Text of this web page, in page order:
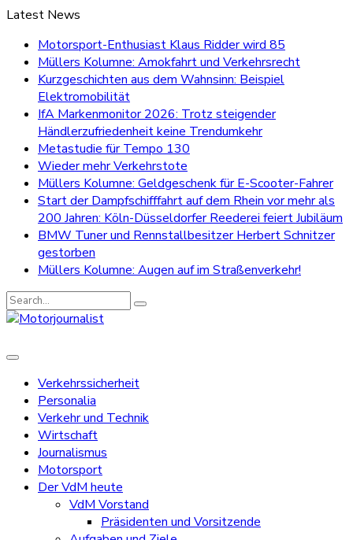
Latest News
Motorsport-Enthusiast Klaus Ridder wird 85
Müllers Kolumne: Amokfahrt und Verkehrsrecht
Kurzgeschichten aus dem Wahnsinn: Beispiel
Elektromobilität
IfA Markenmonitor 2026: Trotz steigender
Händlerzufriedenheit keine Trendumkehr
Metastudie für Tempo 130
Wieder mehr Verkehrstote
Müllers Kolumne: Geldgeschenk für E-Scooter-Fahrer
Start der Dampfschifffahrt auf dem Rhein vor mehr als
200 Jahren: Köln-Düsseldorfer Reederei feiert Jubiläum
BMW Tuner und Rennstallbesitzer Herbert Schnitzer
gestorben
Müllers Kolumne: Augen auf im Straßenverkehr!
Search
for:
Verkehrssicherheit
Personalia
Verkehr und Technik
Wirtschaft
Journalismus
Motorsport
Der VdM heute
VdM Vorstand
Präsidenten und Vorsitzende